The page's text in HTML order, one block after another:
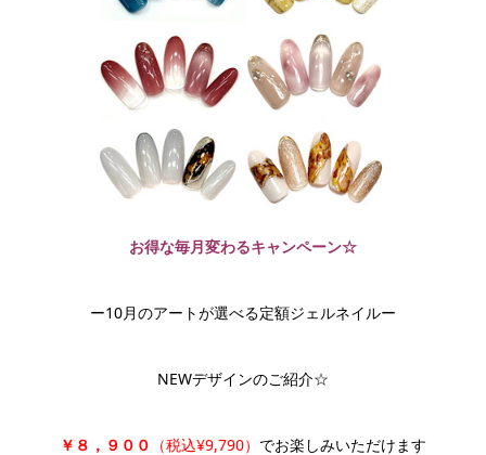
お得な毎月変わるキャンペーン☆
ー10月のアートが選べる定額ジェルネイルー
NEWデザインのご紹介☆
￥８，９００ （税込¥9,790） でお楽しみいただけます